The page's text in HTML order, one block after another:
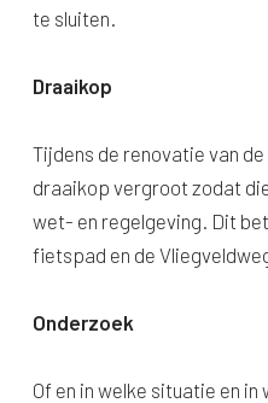
te sluiten.
Draaikop
Tijdens de renovatie van
draaikop vergroot zodat
wet- en regelgeving. Dit
fietspad en de
Onderzoek
Of en in welke situatie en